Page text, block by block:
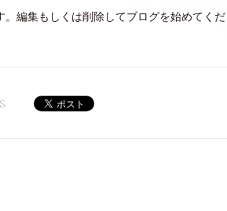
編集もしくは削除してブログを始めてく